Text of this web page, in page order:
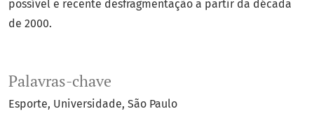
Palavras-chave
Esporte Universidade São Paulo
possível e recente desfragmentação a partir da década
de 2000.